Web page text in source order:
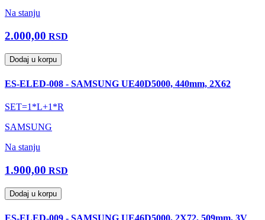
Na stanju
2.000,00 RSD
Dodaj u korpu
ES-ELED-008 - SAMSUNG UE40D5000, 440mm, 2X62
SET=1*L+1*R
SAMSUNG
Na stanju
1.900,00 RSD
Dodaj u korpu
ES-ELED-009 - SAMSUNG UE46D5000, 2X72, 509mm, 3V